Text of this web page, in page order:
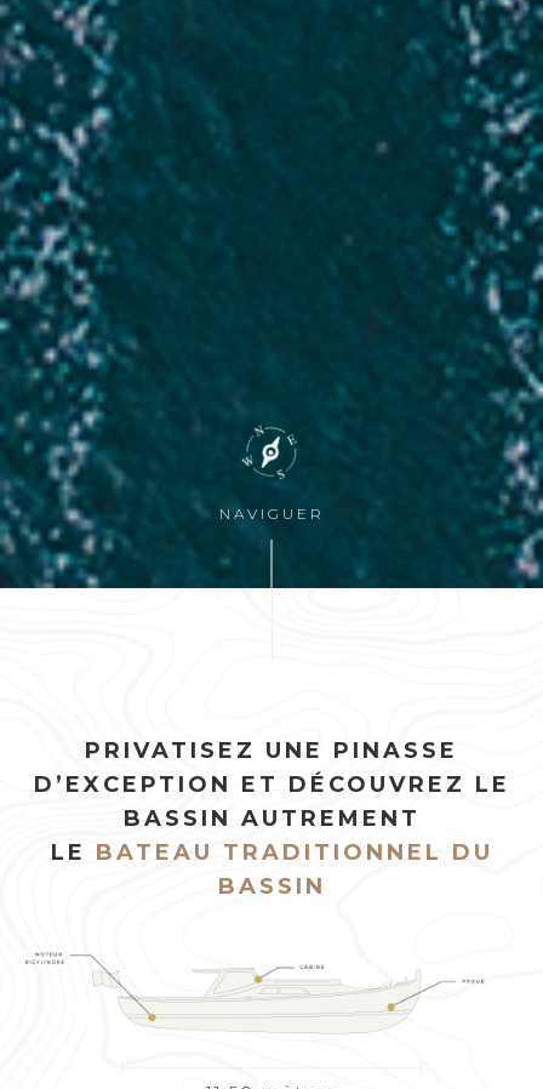
NAVIGUER
PRIVATISEZ UNE PINASSE
D’EXCEPTION ET DÉCOUVREZ LE
BASSIN AUTREMENT
LE BATEAU TRADITIONNEL DU
BASSIN